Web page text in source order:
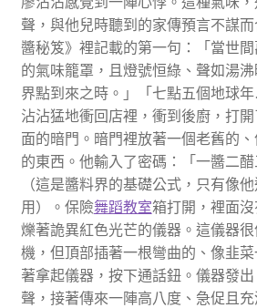
聲，與他兒時聽到的家傳預言不謀
醬秘笈》裡記載的第一句：「當世
的氣味籠罩，且燈號恒綠、聲如湯
界點到來之時。」「七點五個地球
沾沾猛地衝回店裡，衝到後廚，打
面的暗門。暗門裡放著一個老舊的
的東西。他輸入了密碼：「一醬二醋
（這是醬料界的基礎公式，只有像
用）。保險舞蹈教室箱打開，裡面
爍著詭異紅色光芒的儀器。這儀器
機，但頂部插著一根彎曲的、像韭
著拿起儀器，按下通話鈕。儀器發
聲，接著傳來一陣高八度、急促且